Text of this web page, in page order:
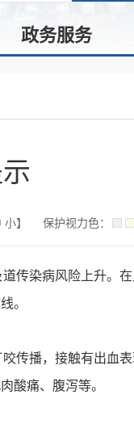
政务服务
小】 保护视力色：
传染病风险上升。
。
传播，接触有出血
酸痛、腹泻等。